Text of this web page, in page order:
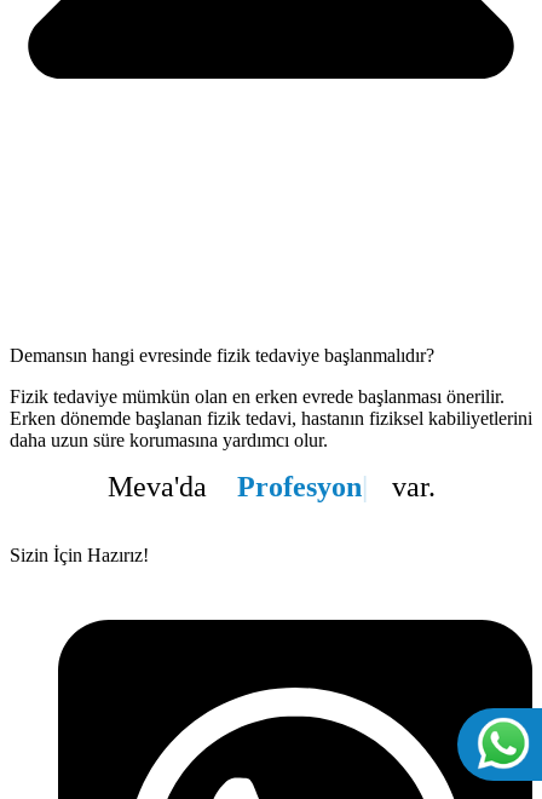
Demansın hangi evresinde fizik tedaviye başlanmalıdır?
Fizik tedaviye mümkün olan en erken evrede başlanması önerilir.
Erken dönemde başlanan fizik tedavi, hastanın fiziksel kabiliyetlerini
daha uzun süre korumasına yardımcı olur.
Meva'da Profesyonelli var.
Sizin İçin Hazırız!